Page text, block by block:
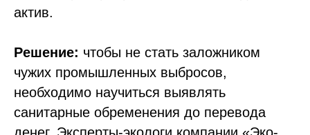
актив.
Решение: чтобы не стать заложником
чужих промышленных выбросов,
необходимо научиться выявлять
санитарные обременения до перевода